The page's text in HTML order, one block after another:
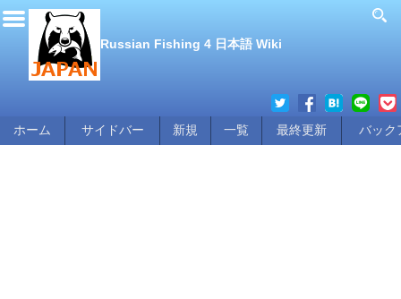
Russian Fishing 4 日本語 Wiki
ホーム サイドバー 新規 一覧 最終更新 バック